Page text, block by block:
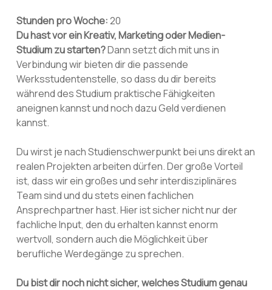
Stunden pro Woche:20
Du hast vor ein Kreativ, Marketing oder Medien-
Studium zu starten?Dann setzt dich mit uns in
Verbindung wir bieten dir die passende
Werksstudentenstelle, so dass du dir bereits
während des Studium praktische Fähigkeiten
aneignen kannst und noch dazu Geld verdienen
kannst.
Du wirst je nach Studienschwerpunkt bei uns direkt an
realen Projekten arbeiten dürfen. Der große Vorteil
ist, dass wir ein großes und sehr interdisziplinäres
Team sind und du stets einen fachlichen
Ansprechpartner hast. Hier ist sicher nicht nur der
fachliche Input, den du erhalten kannst enorm
wertvoll, sondern auch die Möglichkeit über
berufliche Werdegänge zu sprechen.
Du bist dir noch nicht sicher, welches Studium genau